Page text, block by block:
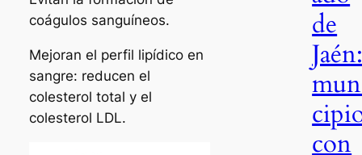
coágulos sanguíneos.
Mejoran el perfil lipídico en
sangre: reducen el
colesterol total y el
colesterol LDL.
de
con